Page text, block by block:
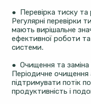
● Перевірка тиску та
Регулярні перевірки
мають вирішальне
ефективної роботи
системи.
● Очищення та заміна
Періодичне очищення
підтримувати потік
продуктивність і